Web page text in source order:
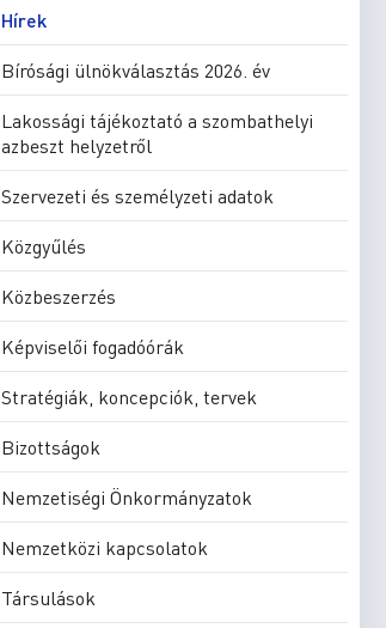
Hírek
Bírósági ülnökválasztás 2026. év
Lakossági tájékoztató a szombathelyi
azbeszt helyzetről
Szervezeti és személyzeti adatok
Közgyűlés
Közbeszerzés
Képviselői fogadóórák
Stratégiák, koncepciók, tervek
Bizottságok
Nemzetiségi Önkormányzatok
Nemzetközi kapcsolatok
Társulások